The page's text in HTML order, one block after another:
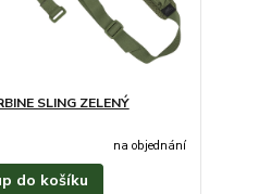
SLING ZELENÝ
na objednání
do košíku